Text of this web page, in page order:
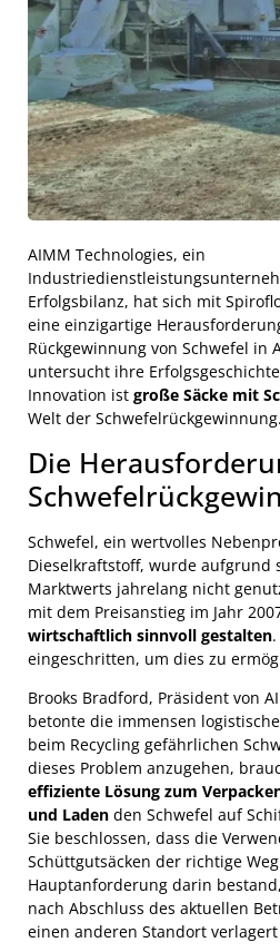
AIMM Technologies, ein
Erfolgsbilanz, hat sich mit
eine einzigartige
Rückgewinnung von Schwefel in
untersucht ihre
Innovation ist große Säcke mit
Welt der Schwefelrückgewinnung.
Die
Schwefel, ein wertvolles
Dieselkraftstoff, wurde aufgrund
Marktwerts jahrelang nicht
mit dem Preisanstieg im Jahr
wirtschaftlich sinnvoll gestalten
eingeschritten, um dies zu
Brooks Bradford, Präsident von
betonte die immensen
beim Recycling gefährlichen
dieses Problem anzugehen,
effiziente Lösung zum
und Laden den Schwefel auf
Sie beschlossen, dass die
Schüttgutsäcken der richtige
Hauptanforderung darin
nach Abschluss des aktuellen
einen anderen Standort